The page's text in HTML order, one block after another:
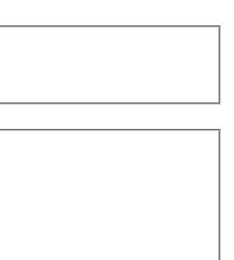
nationale de